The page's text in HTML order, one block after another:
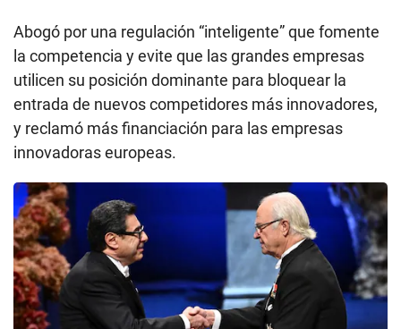
Abogó por una regulación “inteligente” que fomente
la competencia y evite que las grandes empresas
utilicen su posición dominante para bloquear la
entrada de nuevos competidores más innovadores,
y reclamó más financiación para las empresas
innovadoras europeas.